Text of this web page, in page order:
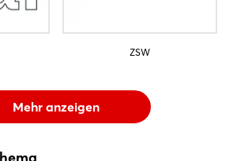
ZSW
Mehr anzeigen